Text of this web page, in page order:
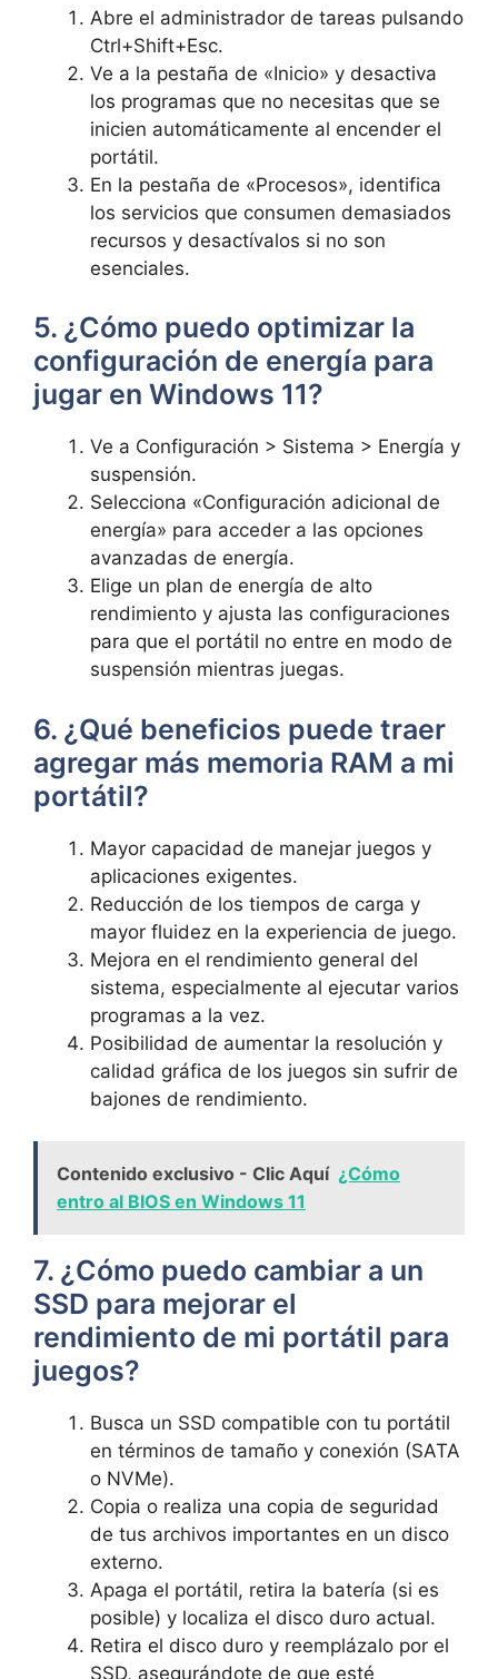
Abre el administrador de tareas pulsando
Ctrl+Shift+Esc.
Ve a la pestaña de «Inicio» y desactiva
los programas que no necesitas que se
inicien automáticamente al encender el
portátil.
En la pestaña de «Procesos»,‌ identifica
los ⁣servicios que ⁤consumen demasiados
recursos y desactívalos⁣ si no son
esenciales.
5. ¿Cómo puedo optimizar⁤ la
configuración de⁢ energía para
jugar en Windows 11?
Ve a Configuración > Sistema > Energía y⁢
suspensión.
Selecciona «Configuración adicional de
energía» para acceder a las opciones
avanzadas de energía.
Elige un plan de energía de ‌alto
rendimiento y ajusta las configuraciones
para que el portátil no ⁤entre en modo de
suspensión mientras juegas.
6. ¿Qué beneficios puede traer
agregar ⁣más ‍memoria RAM a mi
portátil?
Mayor capacidad de ​manejar juegos y
aplicaciones exigentes.
Reducción de los tiempos de carga ​y
‍mayor fluidez en ‌la experiencia de juego.
Mejora en el rendimiento ⁢general del‌
sistema, especialmente al ejecutar varios
programas a la vez.
Posibilidad de aumentar ‍la resolución y
calidad gráfica de los juegos sin sufrir de
bajones de rendimiento.
Contenido exclusivo - Clic Aquí ¿Cómo
entro al BIOS en Windows 11
7. ¿Cómo puedo cambiar a un
SSD para mejorar el
rendimiento‍ de mi portátil para
juegos?
Busca un SSD compatible con tu portátil
en términos de tamaño y conexión (SATA
o NVMe).
Copia o realiza una copia de seguridad
de tus​ archivos importantes ​en un disco
⁢externo.
Apaga el portátil, retira la batería (si es
posible) y localiza el disco duro actual.
Retira el disco duro y reemplázalo por el
SSD, ⁤asegurándote⁤ de que esté